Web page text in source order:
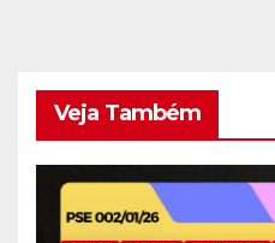
Veja Também